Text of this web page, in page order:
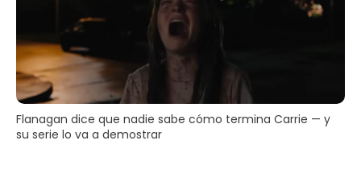
Flanagan dice que nadie sabe cómo termina Carrie — y
su serie lo va a demostrar